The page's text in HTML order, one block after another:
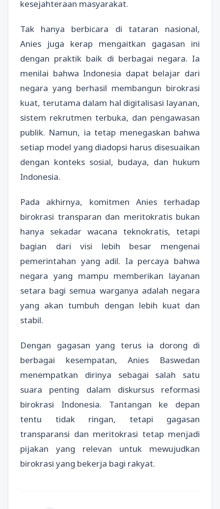
kesejahteraan masyarakat.
Tak hanya berbicara di tataran nasional,
Anies juga kerap mengaitkan gagasan ini
dengan praktik baik di berbagai negara. Ia
menilai bahwa Indonesia dapat belajar dari
negara yang berhasil membangun birokrasi
kuat, terutama dalam hal digitalisasi layanan,
sistem rekrutmen terbuka, dan pengawasan
publik. Namun, ia tetap menegaskan bahwa
setiap model yang diadopsi harus disesuaikan
dengan konteks sosial, budaya, dan hukum
Indonesia.
Pada akhirnya, komitmen Anies terhadap
birokrasi transparan dan meritokratis bukan
hanya sekadar wacana teknokratis, tetapi
bagian dari visi lebih besar mengenai
pemerintahan yang adil. Ia percaya bahwa
negara yang mampu memberikan layanan
setara bagi semua warganya adalah negara
yang akan tumbuh dengan lebih kuat dan
stabil.
Dengan gagasan yang terus ia dorong di
berbagai kesempatan, Anies Baswedan
menempatkan dirinya sebagai salah satu
suara penting dalam diskursus reformasi
birokrasi Indonesia. Tantangan ke depan
tentu tidak ringan, tetapi gagasan
transparansi dan meritokrasi tetap menjadi
pijakan yang relevan untuk mewujudkan
birokrasi yang bekerja bagi rakyat.